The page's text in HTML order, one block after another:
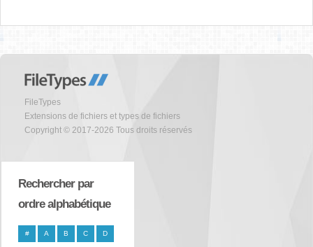
FileTypes
Extensions de fichiers et types de fichiers
Copyright © 2017-2026 Tous droits réservés
Rechercher par
ordre alphabétique
# A B C D